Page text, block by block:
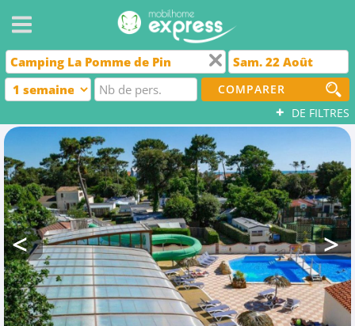
COMPARER
+ DE FILTRES